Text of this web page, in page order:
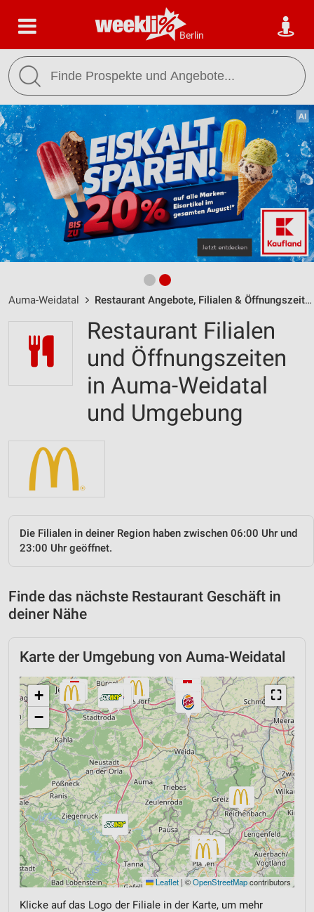
Berlin
Auma-Weidatal Restaurant Angebote, Filialen & Öffnungszeiten
Restaurant Filialen
und Öffnungszeiten
in Auma-Weidatal
und Umgebung
Die Filialen in deiner Region haben zwischen 06:00 Uhr und
23:00 Uhr geöffnet.
Finde das nächste Restaurant Geschäft in
deiner Nähe
Karte der Umgebung von Auma-Weidatal
⛶
+
−
Leaflet | ©OpenStreetMapcontributors
Klicke auf das Logo der Filiale in der Karte, um mehr